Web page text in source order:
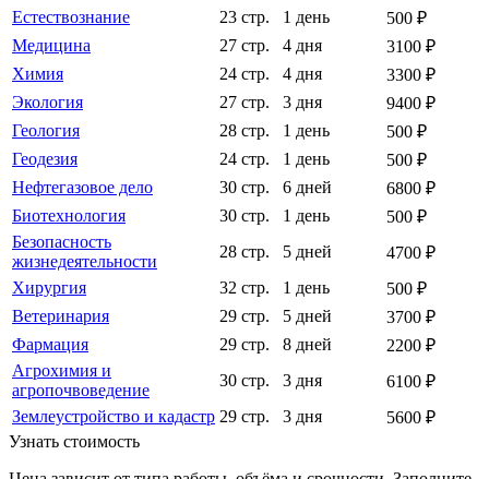
Естествознание
23 стр. 1 день
500 ₽
Медицина
27 стр. 4 дня
3100 ₽
Химия
24 стр. 4 дня
3300 ₽
Экология
27 стр. 3 дня
9400 ₽
Геология
28 стр. 1 день
500 ₽
Геодезия
24 стр. 1 день
500 ₽
Нефтегазовое дело
30 стр. 6 дней
6800 ₽
Биотехнология
30 стр. 1 день
500 ₽
Безопасность
жизнедеятельности
28 стр. 5 дней
4700 ₽
Хирургия
32 стр. 1 день
500 ₽
Ветеринария
29 стр. 5 дней
3700 ₽
Фармация
29 стр. 8 дней
2200 ₽
Агрохимия и
агропочвоведение
30 стр. 3 дня
6100 ₽
Землеустройство и кадастр 29 стр. 3 дня
5600 ₽
Узнать стоимость